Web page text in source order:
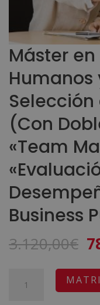
Máster
Humanos
Selección
(Con
«Team
Business
3.120,00€ El